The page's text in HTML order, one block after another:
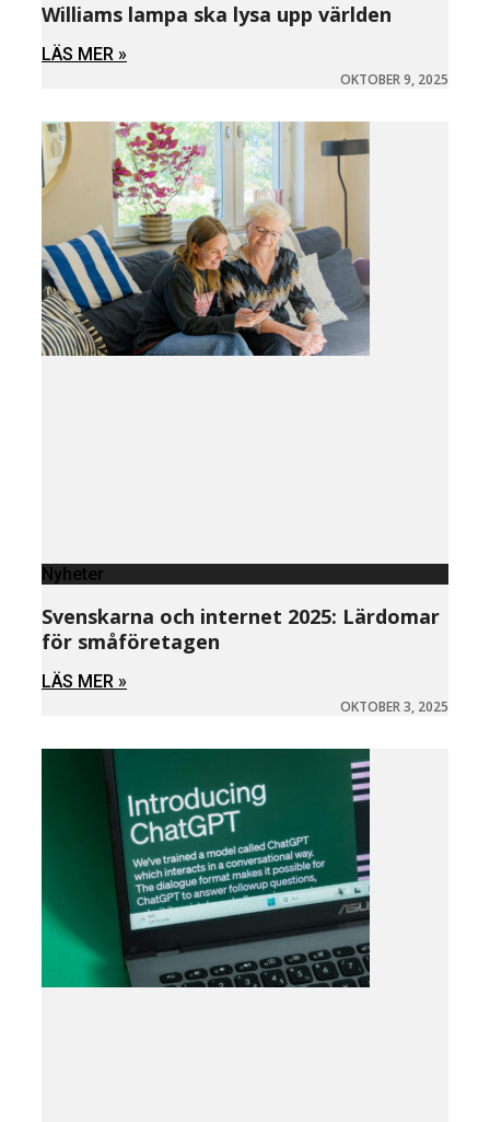
Williams lampa ska lysa upp världen
LÄS MER »
OKTOBER 9, 2025
Nyheter
Svenskarna och internet 2025: Lärdomar
för småföretagen
LÄS MER »
OKTOBER 3, 2025